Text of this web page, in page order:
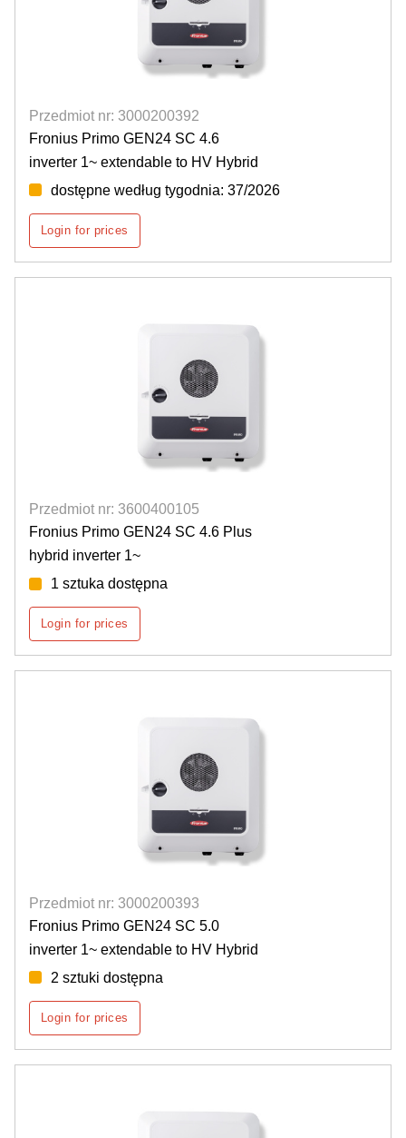
Przedmiot nr: 3000200392
Fronius Primo GEN24 SC 4.6
inverter 1~ extendable to HV Hybrid
dostępne według tygodnia: 37/2026
Login for prices
Przedmiot nr: 3600400105
Fronius Primo GEN24 SC 4.6 Plus
hybrid inverter 1~
1 sztuka dostępna
Login for prices
Przedmiot nr: 3000200393
Fronius Primo GEN24 SC 5.0
inverter 1~ extendable to HV Hybrid
2 sztuki dostępna
Login for prices